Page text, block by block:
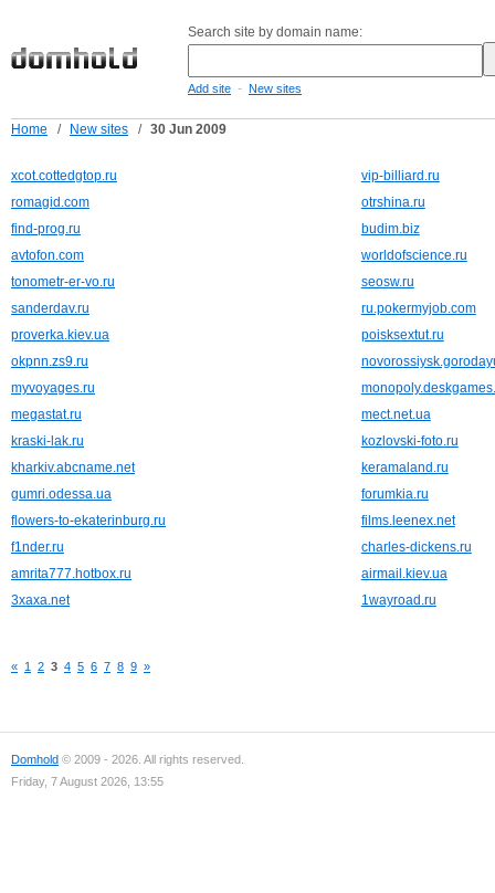
Search site by domain name:
Add site - New sites
Home / New sites / 30 Jun 2009
xcot.cottedgtop.ru
vip-billiard.ru
romagid.com
otrshina.ru
find-prog.ru
budim.biz
avtofon.com
worldofscience.ru
tonometr-er-vo.ru
seosw.ru
sanderdav.ru
ru.pokermyjob.com
proverka.kiev.ua
poisksextut.ru
okpnn.zs9.ru
myvoyages.ru
megastat.ru
mect.net.ua
kraski-lak.ru
kozlovski-foto.ru
kharkiv.abcname.net
keramaland.ru
gumri.odessa.ua
forumkia.ru
flowers-to-ekaterinburg.ru
films.leenex.net
f1nder.ru
charles-dickens.ru
amrita777.hotbox.ru
airmail.kiev.ua
3xaxa.net
1wayroad.ru
« 1 2 3 4 5 6 7 8 9 »
Domhold © 2009 - 2026. All rights reserved.
Friday, 7 August 2026, 13:55